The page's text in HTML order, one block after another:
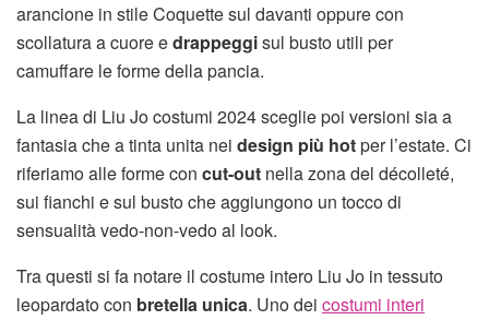
arancione in stile Coquette sul davanti oppure con
scollatura a cuore edrappeggisul busto utili per
camuffare le forme della pancia.
La linea di Liu Jo costumi 2024 sceglie poi versioni sia a
fantasia che a tinta unita nei design più hotper l’estate. Ci
riferiamo alle forme con cut-out nella zona del décolleté,
sui fianchi e sul busto che aggiungono un tocco di
sensualità vedo-non-vedo al look.
Tra questi si fa notare il costume intero Liu Jo in tessuto
leopardato con bretella unica. Uno dei costumi interi